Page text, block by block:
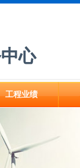
心
心
工程业绩
工程业绩